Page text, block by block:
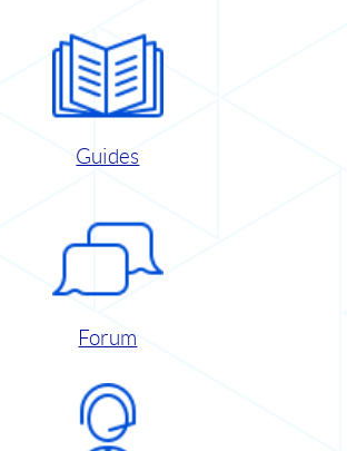
Guides
Forum